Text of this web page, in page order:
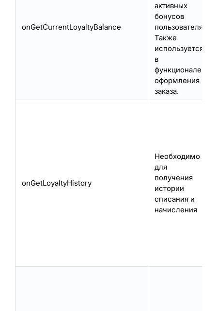
onGetCurrentLoyaltyBalance
активных
бонусов
пользователя.
Также
используется
в
функционале
оформления
заказа.
onGetLoyaltyHistory
Необходимо
для
получения
истории
списания и
начисления